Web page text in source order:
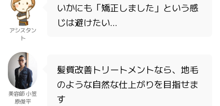
アシスタン
ト
いかにも「矯正しました」という感
じは避けたい…
美容師 小笠
原俊平
髪質改善トリートメントなら、地毛
のような自然な仕上がりを目指せま
す